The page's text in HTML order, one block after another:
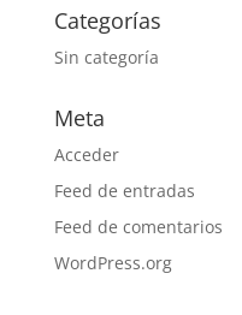
Categorías
Sin categoría
Meta
Acceder
Feed de entradas
Feed de comentarios
WordPress.org